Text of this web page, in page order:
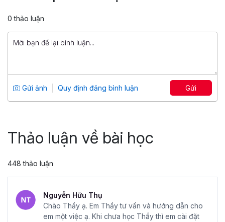
1,500,000 đ
Tổng số 2 giờ
18 bài giảng
0
69
0 thảo luận
Gửi ảnh Quy định đăng bình luận Gửi
Thảo luận về bài học
448 thảo luận
Nguyễn Hữu Thụ
Chào Thầy ạ. Em Thầy tư vấn và hướng dẫn cho
em một việc ạ. Khi chưa học Thầy thì em cài đặt